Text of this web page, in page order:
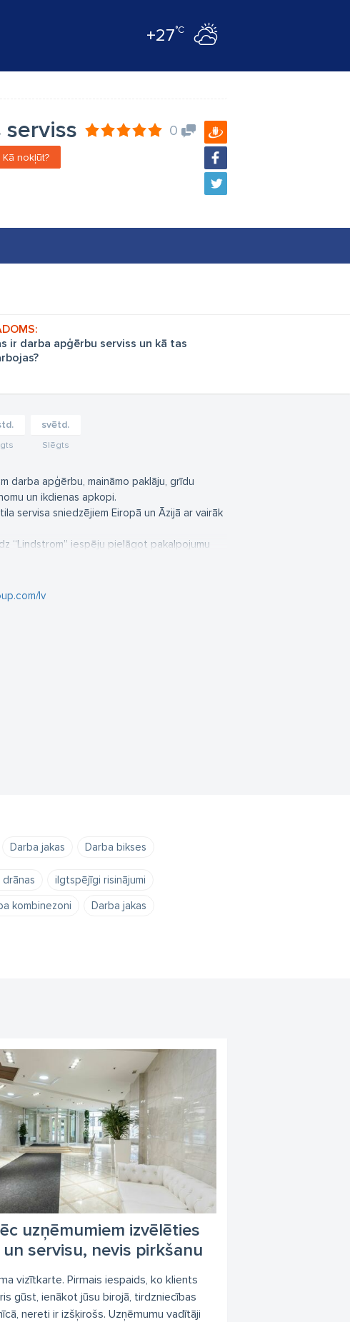
+27°C
0
Kā nokļūt?
ir darba apģērbu serviss un kā tas
svētd.
Slēgts
darba apģērbu, maināmo paklāju, grīdu
un ikdienas apkopi.
servisa sniedzējiem Eiropā un Āzijā ar vairāk
“Lindstrom” iespēju pielāgot pakalpojumu
“Lindstrom” mērķis ir ilgtermiņa attīstība,
lv
Darba jakas Darba bikses
ilgtspējīgi risinājumi
kombinezoni
Darba jakas
uzņēmumiem izvēlēties
servisu, nevis pirkšanu
vizītkarte. Pirmais iespaids, ko klients
gūst, ienākot jūsu birojā, tirdzniecības
nereti ir izšķirošs. Uzņēmumu vadītāji